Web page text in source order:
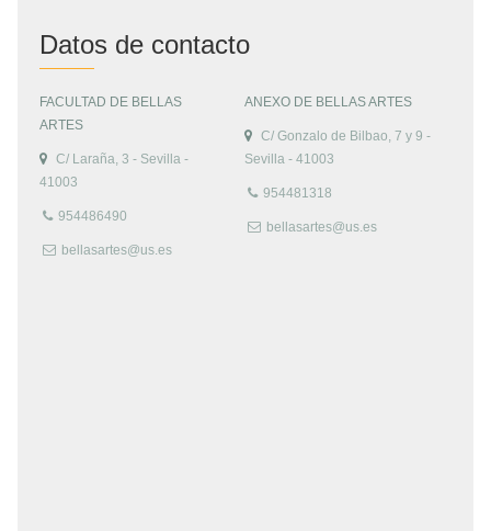
Datos de contacto
FACULTAD DE BELLAS
ARTES
C/ Laraña, 3 - Sevilla -
41003
954486490
bellasartes@us.es
ANEXO DE BELLAS ARTES
C/ Gonzalo de Bilbao, 7 y 9 -
Sevilla - 41003
954481318
bellasartes@us.es